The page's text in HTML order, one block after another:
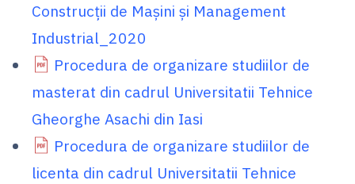
Construcţii de Maşini şi Management
Industrial_2020
Procedura de organizare studiilor de
masterat din cadrul Universitatii Tehnice
Gheorghe Asachi din Iasi
Procedura de organizare studiilor de
licenta din cadrul Universitatii Tehnice